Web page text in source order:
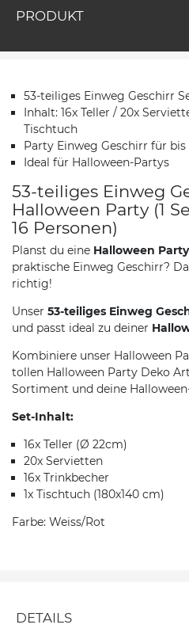
PRODUKT
53-teiliges Einweg Geschirr
Inhalt: 16x Teller / 20x
Tischtuch
Party Einweg Geschirr für bis
Ideal für Halloween-Partys
53-teiliges Einweg
Halloween Party (1
16 Personen)
Planst du eine Halloween Party
praktische Einweg Geschirr?
richtig!
Unser 53-teiliges Einweg
und passt ideal zu deiner
Kombiniere unser Halloween
tollen Halloween Party Deko
Sortiment und deine
Set-Inhalt:
16x Teller (Ø 22cm)
20x Servietten
16x Trinkbecher
1x Tischtuch (180x140 cm)
Farbe: Weiss/Rot
DETAILS